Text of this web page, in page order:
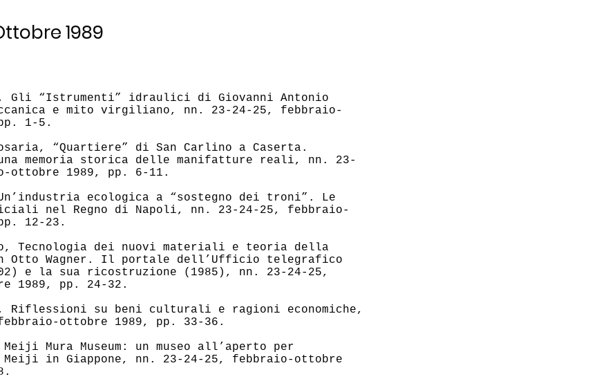
1989
Gli “Istrumenti” idraulici di Giovanni Antonio
e mito virgiliano, nn. 23-24-25, febbraio-
1-5.
Rosaria, “Quartiere” di San Carlino a Caserta.
una memoria storica delle manifatture reali, nn. 23-
ottobre 1989, pp. 6-11.
Un’industria ecologica a “sostegno dei troni”. Le
nel Regno di Napoli, nn. 23-24-25, febbraio-
12-23.
Tecnologia dei nuovi materiali e teoria della
Otto Wagner. Il portale dell’Ufficio telegrafico
e la sua ricostruzione (1985), nn. 23-24-25,
1989, pp. 24-32.
Riflessioni su beni culturali e ragioni economiche,
ottobre 1989, pp. 33-36.
Meiji Mura Museum: un museo all’aperto per
in Giappone, nn. 23-24-25, febbraio-ottobre